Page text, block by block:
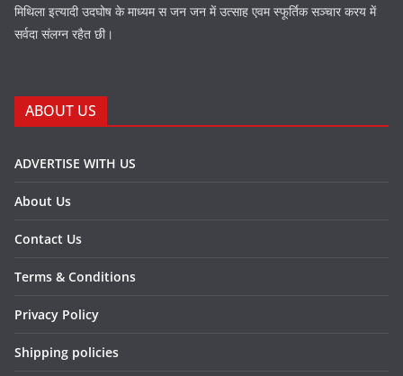
मिथिला इत्यादी उदघोष के माध्यम स जन जन में उत्साह एवम स्फूर्तिक सञ्चार करय में
सर्वदा संलग्न रहैत छी।
ABOUT US
ADVERTISE WITH US
About Us
Contact Us
Terms & Conditions
Privacy Policy
Shipping policies